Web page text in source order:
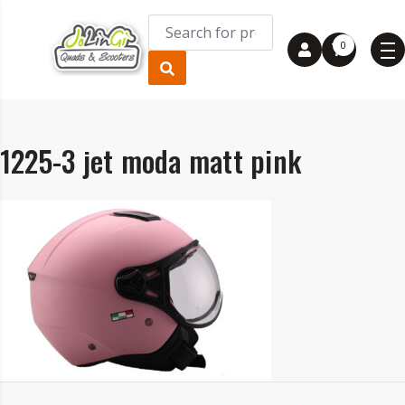
0
1225-3 jet moda matt pink